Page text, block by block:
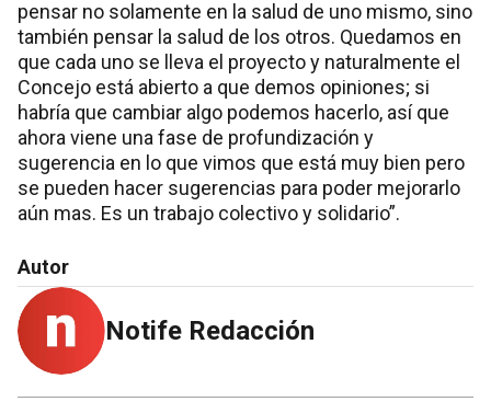
pensar no solamente en la salud de uno mismo, sino
también pensar la salud de los otros. Quedamos en
que cada uno se lleva el proyecto y naturalmente el
Concejo está abierto a que demos opiniones; si
habría que cambiar algo podemos hacerlo, así que
ahora viene una fase de profundización y
sugerencia en lo que vimos que está muy bien pero
se pueden hacer sugerencias para poder mejorarlo
aún mas. Es un trabajo colectivo y solidario”.
Autor
Notife Redacción